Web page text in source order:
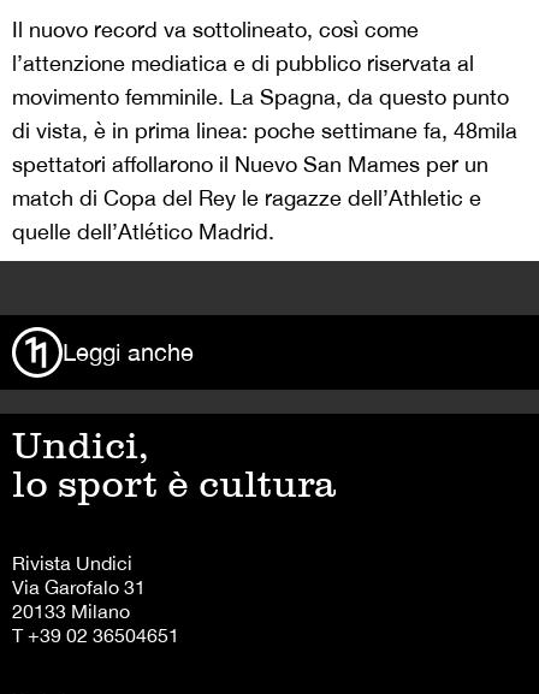
Il nuovo record va sottolineato, così come
l’attenzione mediatica e di pubblico riservata al
movimento femminile. La Spagna, da questo punto
di vista, è in prima linea: poche settimane fa, 48mila
spettatori affollarono il Nuevo San Mames per un
match di Copa del Rey le ragazze dell’Athletic e
quelle dell’Atlético Madrid.
Leggi anche
Undici,
lo sport è cultura
Rivista Undici
Via Garofalo 31
20133 Milano
T +39 02 36504651